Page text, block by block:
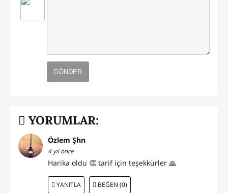
GÖNDER
YORUMLAR:
Özlem Şhn
4 yıl önce
Harika oldu 👏 tarif için teşekkürler 🙏
YANITLA BEĞEN (0)